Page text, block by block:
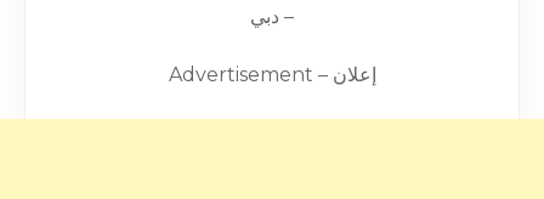
– دبي
Advertisement – إعلان